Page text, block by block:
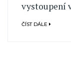
vystoupení
ČÍST DÁLE